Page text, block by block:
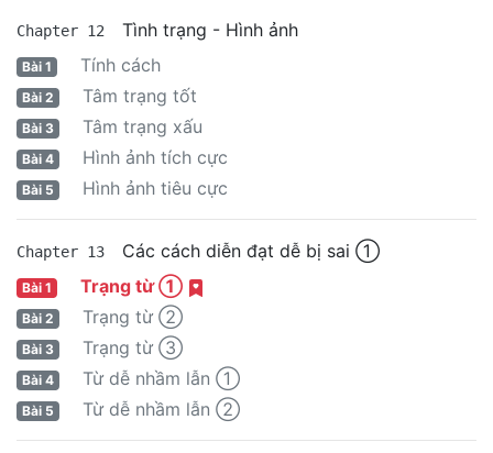
Chapter 12 Tình trạng - Hình ảnh
Bài 1 Tính cách
Bài 2 Tâm trạng tốt
Bài 3 Tâm trạng xấu
Bài 4 Hình ảnh tích cực
Bài 5 Hình ảnh tiêu cực
Chapter 13 Các cách diễn đạt dễ bị sai ①
Bài 1 Trạng từ ①
Bài 2 Trạng từ ②
Bài 3 Trạng từ ③
Bài 4 Từ dễ nhầm lẫn ①
Bài 5 Từ dễ nhầm lẫn ②